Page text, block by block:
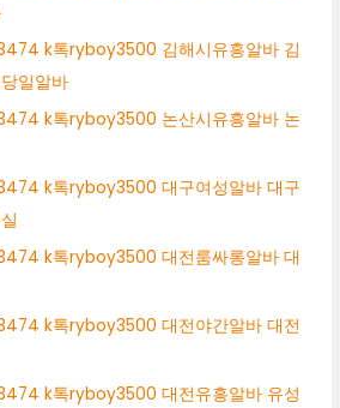
k톡ryboy3500 김해시유흥알바 김
일알바
k톡ryboy3500 논산시유흥알바 논
k톡ryboy3500 대구여성알바 대구
k톡ryboy3500 대전룸싸롱알바 대
k톡ryboy3500 대전야간알바 대전
k톡ryboy3500 대전유흥알바 유성